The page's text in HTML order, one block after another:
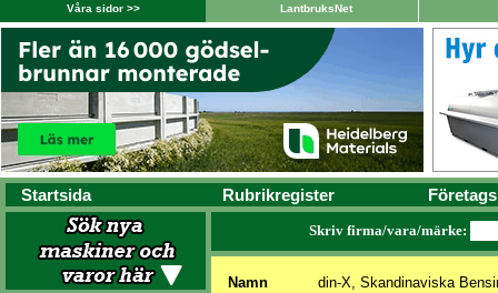
Våra sidor >> LantbruksNet
Startsida Rubrikregister
Skriv firma/vara/märke:
Namn
din-X, Skandinaviska